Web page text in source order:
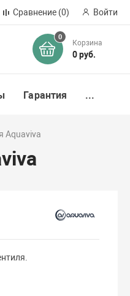
Сравнение (0) Войти
0
Корзина
0 руб.
Гарантия ...
Aquaviva